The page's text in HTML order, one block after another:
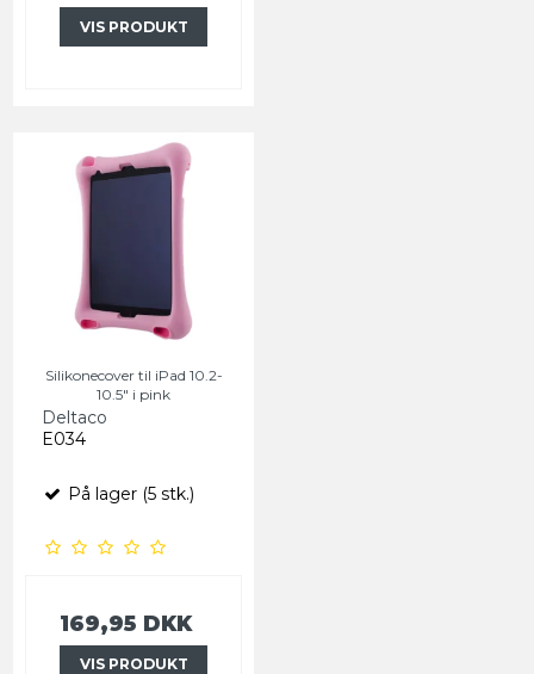
VIS PRODUKT
Silikonecover til iPad 10.2-
10.5" i pink
Deltaco
E034
På lager (5 stk.)
169,95 DKK
VIS PRODUKT